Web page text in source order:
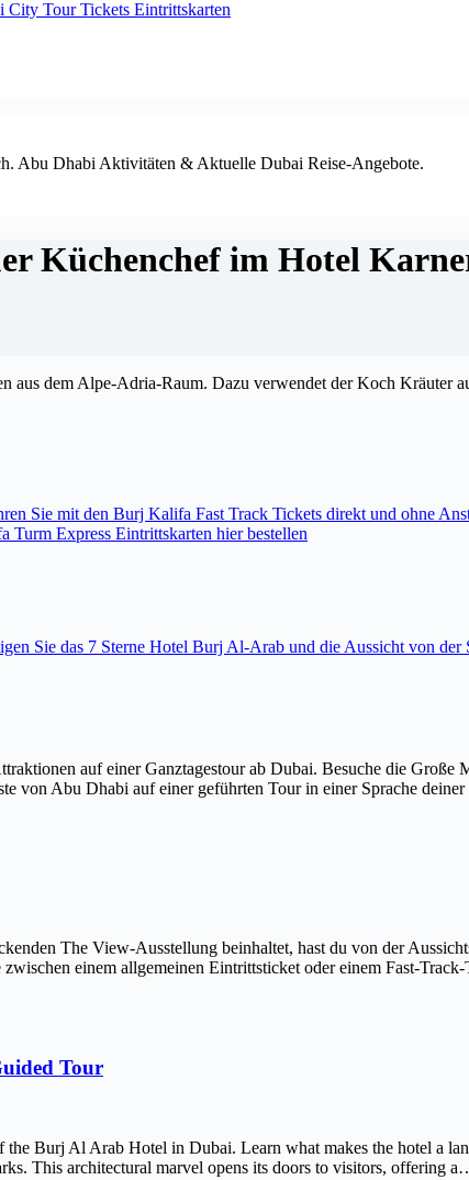
Tour Tickets Eintrittskarten
Abu Dhabi Aktivitäten & Aktuelle Dubai Reise-Angebote.
Küchenchef im Hotel
aus dem Alpe-Adria-Raum. Dazu verwendet der Koch Kräuter
Sie mit den Burj Kalifa Fast Track Tickets direkt und ohne
Express Eintrittskarten hier bestellen
Sie das 7 Sterne Hotel Burj Al-Arab und die Aussicht von
auf einer Ganztagestour ab Dubai. Besuche die
von Abu Dhabi auf einer geführten Tour in einer Sprache
The View-Ausstellung beinhaltet, hast du von der
einem allgemeinen Eintrittsticket oder einem Fast-
Tour
Burj Al Arab Hotel in Dubai. Learn what makes the hotel a
This architectural marvel opens its doors to visitors, offering